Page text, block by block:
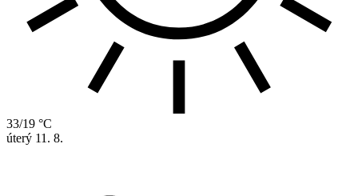
33/19 °C
úterý 11. 8.